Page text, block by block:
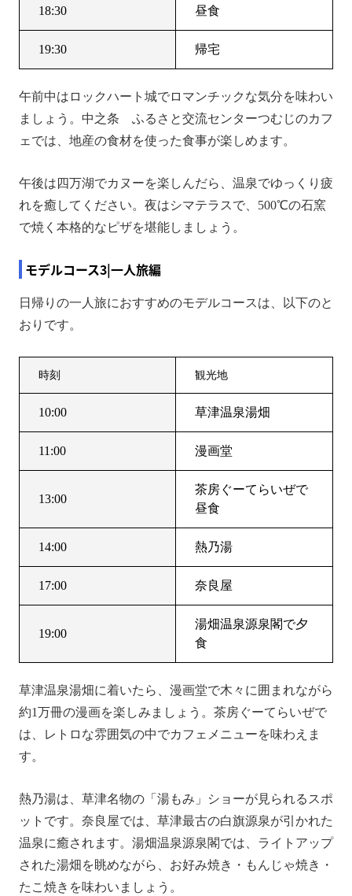
18:30 昼食
19:30 帰宅
午前中はロックハート城でロマンチックな気分を味わい
ましょう。中之条 ふるさと交流センターつむじのカフ
ェでは、地産の食材を使った食事が楽しめます。
午後は四万湖でカヌーを楽しんだら、温泉でゆっくり疲
れを癒してください。夜はシマテラスで、500℃の石窯
で焼く本格的なピザを堪能しましょう。
モデルコース3|一人旅編
日帰りの一人旅におすすめのモデルコースは、以下のと
おりです。
時刻 観光地
10:00 草津温泉湯畑
11:00 漫画堂
13:00
茶房ぐーてらいぜで
昼食
14:00 熱乃湯
17:00 奈良屋
19:00
湯畑温泉源泉閣で夕
食
草津温泉湯畑に着いたら、漫画堂で木々に囲まれながら
約1万冊の漫画を楽しみましょう。茶房ぐーてらいぜで
は、レトロな雰囲気の中でカフェメニューを味わえま
す。
熱乃湯は、草津名物の「湯もみ」ショーが見られるスポ
ットです。奈良屋では、草津最古の白旗源泉が引かれた
温泉に癒されます。湯畑温泉源泉閣では、ライトアップ
された湯畑を眺めながら、お好み焼き・もんじゃ焼き・
たこ焼きを味わいましょう。